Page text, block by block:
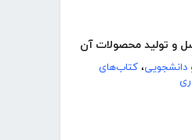
و تولید محصولات آن
، کتاب‌های